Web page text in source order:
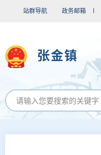
站群导航 政务邮箱
张金镇